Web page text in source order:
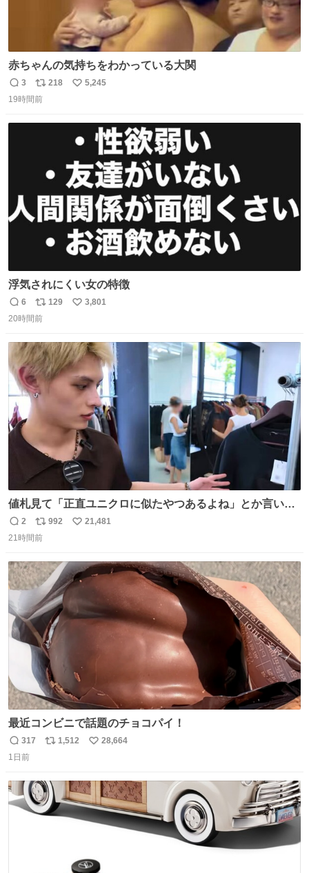
赤ちゃんの気持ちをわかっている大関
返
信
3
リ
ポ
218
い
5,245
19時間前
浮気されにくい女の特徴
返
信
6
リ
ポ
ト
数
129
い
数
3,801
20時間前
値札見て「正直ユニクロに似たやつあるよね」とか言い出
すの好きすぎるWWWWWWWWWWWWW こちら側と同じ
感覚助かる🙂‍↕️🙂‍↕️🙂‍↕️
返
信
2
リ
ポ
ト
数
992
い
数
21,481
21時間前
最近コンビニで話題のチョコパイ！
返
信
317
リ
ト
数
1,512
い
数
28,664
1日前